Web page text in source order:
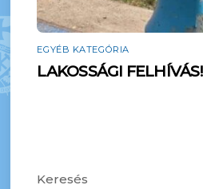
EGYÉB KATEGÓRIA
LAKOSSÁGI FELHÍVÁS!
Keresés